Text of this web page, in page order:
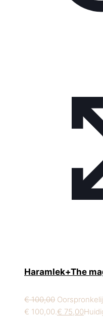
Haramlek+The
€100,00
€ 100,00. € 75,00